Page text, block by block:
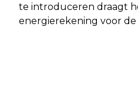
te introduceren draagt
energierekening voor de